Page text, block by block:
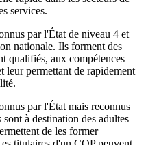
services.
par l'État de niveau 4 et
nationale. Ils forment des
qualifiés, aux compétences
leur permettant de rapidement
par l'État mais reconnus
à destination des adultes
de les former